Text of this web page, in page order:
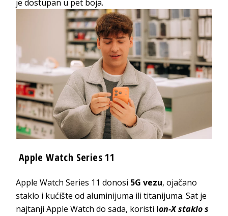
je dostupan u pet boja.
Apple Watch Series 11
Apple Watch Series 11 donosi 5G vezu, ojačano
staklo i kućište od aluminijuma ili titanijuma. Sat je
najtanji Apple Watch do sada, koristi Ion-X staklo s